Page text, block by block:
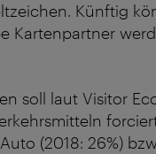
Künftig
Kartenpartner
soll laut Visitor
(2018: 26%)